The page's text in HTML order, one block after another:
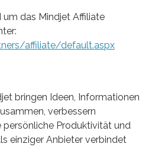
das Mindjet Affiliate
affiliate/default.aspx
bringen Ideen, Informationen
verbessern
persönliche Produktivität und
einziger Anbieter verbindet